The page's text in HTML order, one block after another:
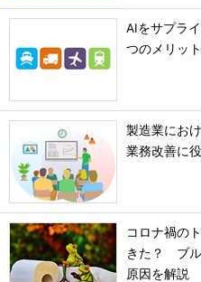
AIをサプラ
つのメリッ
製造業にお
業務改善に
コロナ禍の
きた？ ブル
原因を解説